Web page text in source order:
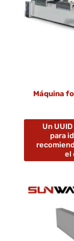
Máquina
Un
para
el